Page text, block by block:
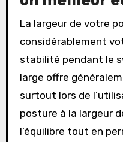
La largeur de votre
considérablement
stabilité pendant le
large offre
surtout lors de
posture à la largeur
l’équilibre tout en